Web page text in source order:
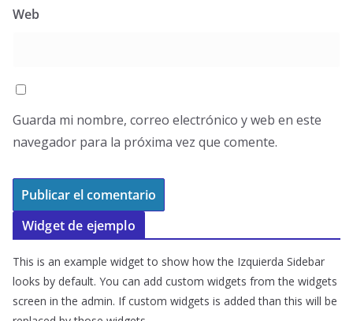
Web
Guarda mi nombre, correo electrónico y web en este
navegador para la próxima vez que comente.
Widget de ejemplo
This is an example widget to show how the Izquierda Sidebar
looks by default. You can add custom widgets from the widgets
screen in the admin. If custom widgets is added than this will be